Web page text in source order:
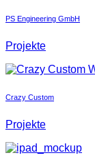
PS Engineering GmbH
Projekte
Crazy Custom
Projekte